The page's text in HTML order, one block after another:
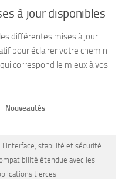
à jour disponibles
différentes mises à jour
pour éclairer votre chemin
correspond le mieux à vos
Nouveautés
stabilité et sécurité
étendue avec les
tierces